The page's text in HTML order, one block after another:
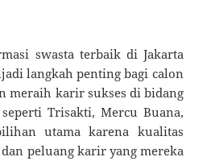
swasta terbaik di Jakarta
langkah penting bagi calon
meraih karir sukses di bidang
Trisakti, Mercu Buana,
utama karena kualitas
peluang karir yang mereka